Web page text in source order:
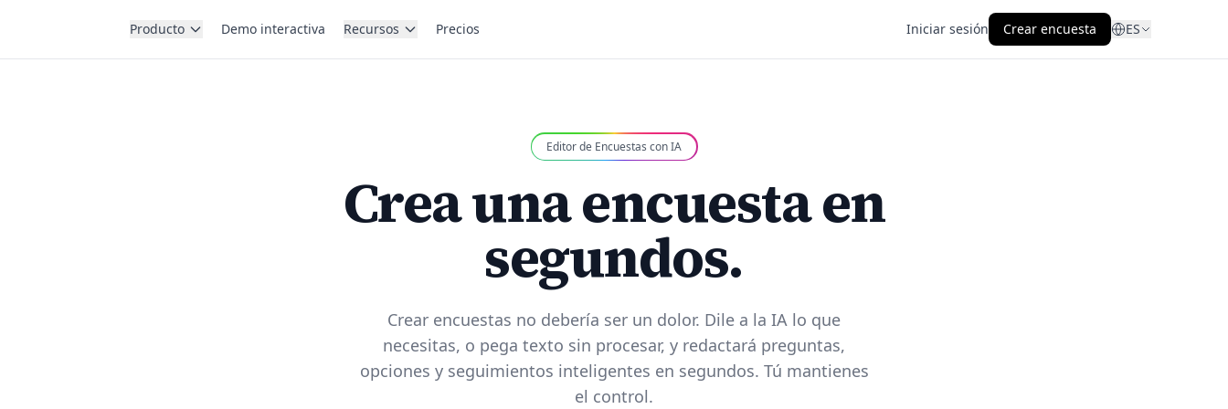
Producto Demo interactiva Recursos Precios Iniciar sesión Crear encuesta ES
Editor de Encuestas con IA
Crea una encuesta en
segundos.
Crear encuestas no debería ser un dolor. Dile a la IA lo que
necesitas, o pega texto sin procesar, y redactará preguntas,
opciones y seguimientos inteligentes en segundos. Tú mantienes
el control.